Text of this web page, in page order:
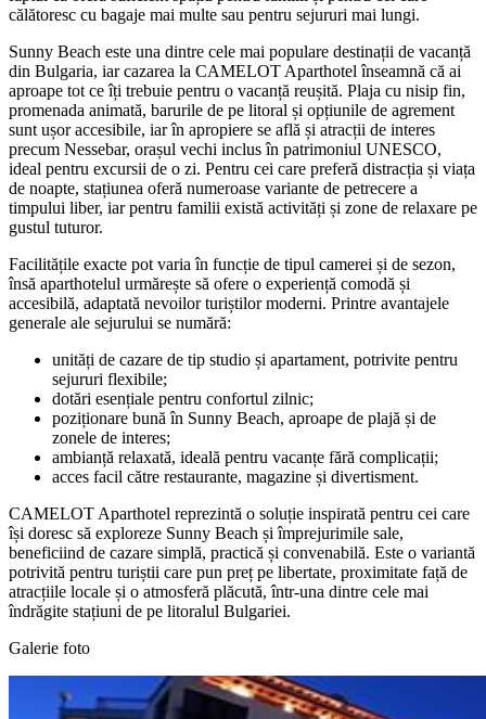
călătoresc cu bagaje mai multe sau pentru sejururi mai lungi.
Sunny Beach este una dintre cele mai populare destinații de vacanță
din Bulgaria, iar cazarea la CAMELOT Aparthotel înseamnă că ai
aproape tot ce îți trebuie pentru o vacanță reușită. Plaja cu nisip fin,
promenada animată, barurile de pe litoral și opțiunile de agrement
sunt ușor accesibile, iar în apropiere se află și atracții de interes
precum Nessebar, orașul vechi inclus în patrimoniul UNESCO,
ideal pentru excursii de o zi. Pentru cei care preferă distracția și viața
de noapte, stațiunea oferă numeroase variante de petrecere a
timpului liber, iar pentru familii există activități și zone de relaxare pe
gustul tuturor.
Facilitățile exacte pot varia în funcție de tipul camerei și de sezon,
însă aparthotelul urmărește să ofere o experiență comodă și
accesibilă, adaptată nevoilor turiștilor moderni. Printre avantajele
generale ale sejurului se numără:
unități de cazare de tip studio și apartament, potrivite pentru
sejururi flexibile;
dotări esențiale pentru confortul zilnic;
poziționare bună în Sunny Beach, aproape de plajă și de
zonele de interes;
ambianță relaxată, ideală pentru vacanțe fără complicații;
acces facil către restaurante, magazine și divertisment.
CAMELOT Aparthotel reprezintă o soluție inspirată pentru cei care
își doresc să exploreze Sunny Beach și împrejurimile sale,
beneficiind de cazare simplă, practică și convenabilă. Este o variantă
potrivită pentru turiștii care pun preț pe libertate, proximitate față de
atracțiile locale și o atmosferă plăcută, într-una dintre cele mai
îndrăgite stațiuni de pe litoralul Bulgariei.
Galerie foto